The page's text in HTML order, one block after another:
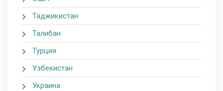
Таджикистан
Талибан
Турция
Узбекистан
Украина